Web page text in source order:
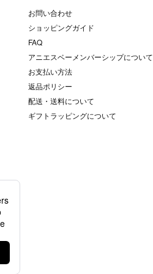
お問い合わせ
ショッピングガイド
FAQ
アニエスベーメンバーシップについて
お支払い方法
返品ポリシー
配送・送料について
ギフトラッピングについて